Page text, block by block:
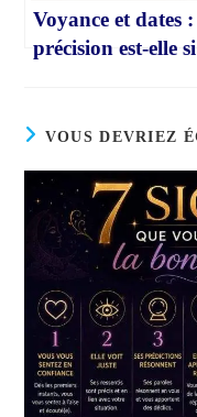
Voyance et dates
précision est-elle
VOUS DEVRIEZ